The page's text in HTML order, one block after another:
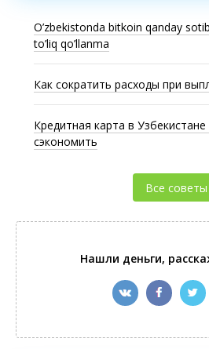
O’zbekistonda bitkoin qanday
to’liq qo’llanma
Как сократить расходы при
Кредитная карта в
сэкономить
Все советы
Нашли деньги,